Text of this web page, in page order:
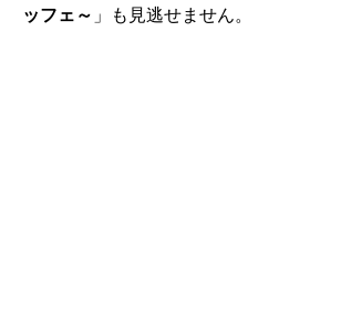
ッフェ～ 」も見逃せません。